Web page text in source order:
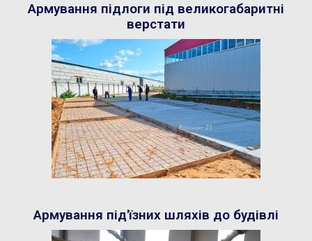
Армування підлоги під великогабаритні
верстати
Армування під'їзних шляхів до будівлі